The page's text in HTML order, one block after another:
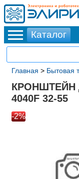
Главная > Бытовая
КРОНШТЕЙН
4040F 32-55
-2%